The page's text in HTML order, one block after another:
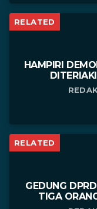
RELATED
HAMPIRI
RELATED
GEDUNG
TIGA